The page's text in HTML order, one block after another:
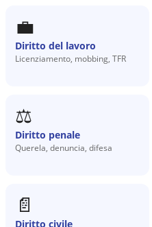
💼
Diritto del lavoro
Licenziamento, mobbing, TFR
⚖️
Diritto penale
Querela, denuncia, difesa
📄
Diritto civile